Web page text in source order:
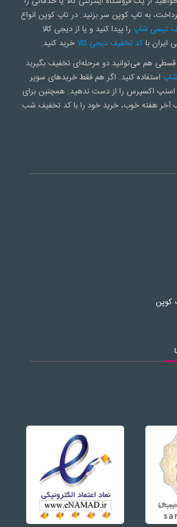
به تاپ کوپن سر بزنید. در تاپ کوپن انواع
تپسی شاپ را پیدا کنید و یا از دیجی کالا
ایران باکد تخفیف دیجی کالا خرید کنید.
هم می‌توانید دو مرحله‌ای تخفیف بگیرید
استفاده کنید. اگر هم فقط خریدهای سوپر
اسنپ اکسپرس را از دست ندهید. همچنین برای
یک آخر هفته خوب، خرید خود را با کد تخفیف شب
کوپن